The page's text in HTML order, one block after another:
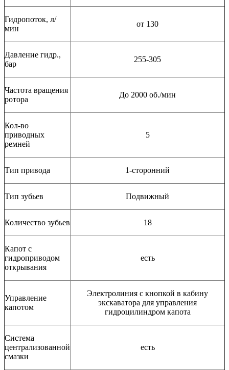
Гидропоток, л/
мин
от 130
Давление гидр.,
бар
255-305
Частота вращения
ротора
До 2000 об./мин
Кол-во
приводных
ремней
5
Тип привода 1-сторонний
Тип зубьев Подвижный
Количество зубьев 18
Капот с
гидроприводом
открывания
есть
Управление
капотом
Электролиния с кнопкой в кабину
экскаватора для управления
гидроцилиндром капота
Система
централизованной
смазки
есть